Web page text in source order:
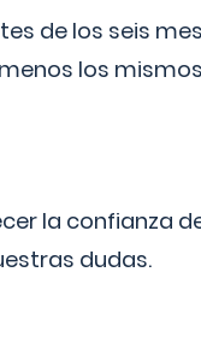
de los seis
los
la confianza
dudas.